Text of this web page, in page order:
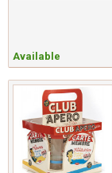
Available